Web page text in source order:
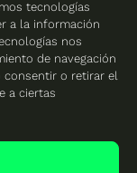
tecnologías
a la información
nos
de navegación
consentir o retirar el
a ciertas